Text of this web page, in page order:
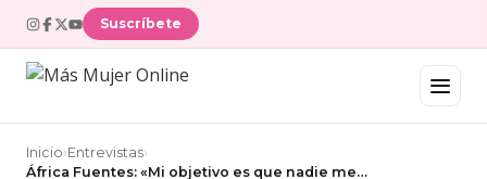
Suscríbete
Inicio›Entrevistas›
África Fuentes: «Mi objetivo es que nadie me…